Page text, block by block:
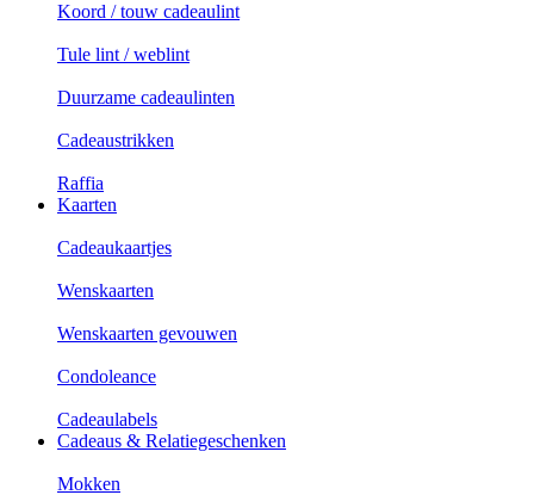
Koord / touw cadeaulint
Tule lint / weblint
Duurzame cadeaulinten
Cadeaustrikken
Raffia
Kaarten
Cadeaukaartjes
Wenskaarten
Wenskaarten gevouwen
Condoleance
Cadeaulabels
Cadeaus & Relatiegeschenken
Mokken